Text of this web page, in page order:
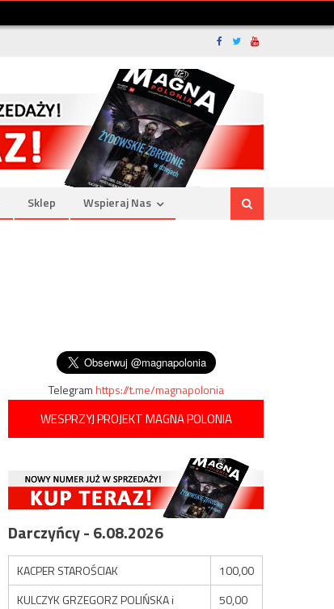
Sklep Wspieraj Nas
Telegramhttps://t.me/magnapolonia
WESPRZYJ PROJEKT MAGNA POLONIA
Darczyńcy - 6.08.2026
KACPER STAROŚCIAK
100,00
KULCZYK GRZEGORZ POLIŃSKA i
50,00